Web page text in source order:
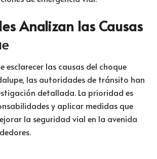
Analizan las Causas
e
esclarecer las causas del choque
las autoridades de tránsito han
detallada. La prioridad es
y aplicar medidas que
la seguridad vial en la avenida